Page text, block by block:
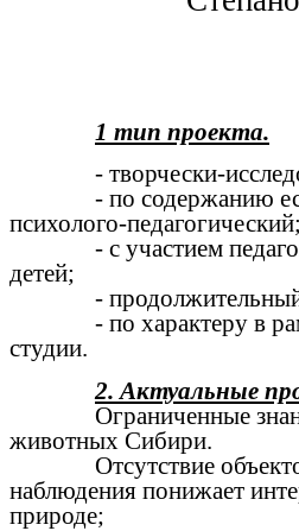
1 тип проекта.
- творчески-
- по содержанию
психолого-педагогический;
- с участием
детей;
-
- по характеру в
студии.
2. Актуальные
Ограниченные
животных Сибири.
Отсутствие
наблюдения понижает
природе;